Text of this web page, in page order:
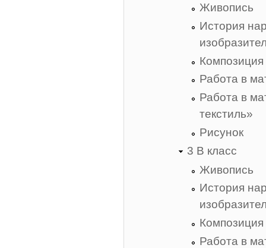
Живопись
История
Работа в
Работа в
текстиль»
Рисунок
3 В класс
Живопись
История
Работа в